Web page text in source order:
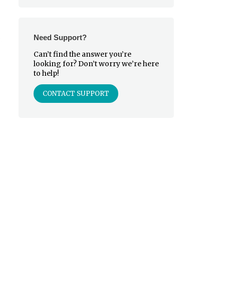
Need Support?
Can’t find the answer you’re
looking for? Don’t worry we’re here
to help!
CONTACT SUPPORT